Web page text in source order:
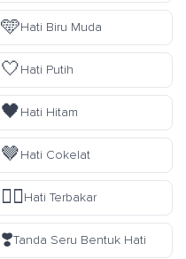
🩵Hati Biru Muda
🤍Hati Putih
🖤Hati Hitam
🤎Hati Cokelat
❤️‍🔥Hati Terbakar
❣️Tanda Seru Bentuk Hati